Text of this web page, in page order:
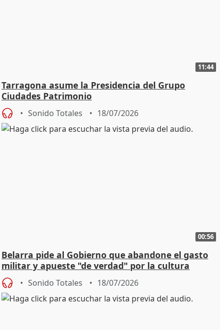
11:44
Tarragona asume la Presidencia del Grupo
Ciudades Patrimonio
Sonido Totales 18/07/2026
00:56
Belarra pide al Gobierno que abandone el gasto
militar y apueste "de verdad" por la cultura
Sonido Totales 18/07/2026